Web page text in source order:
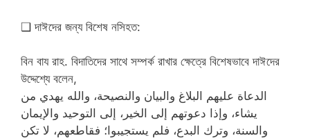
❑ দাঈদের জন্য বিশেষ নসিহত:
বিন বায রাহ. বিদাতিদের সাথে সম্পর্ক রাখার ক্ষেত্রে বিশেষভাবে দাঈদের
উদ্দেশ্যে বলেন,
الدعاة عليهم البلاغ والبيان والنصيحة، والله يهدي من
يشاء، وإذا دعوتهم إلى الخير، إلى التوحيد والإيمان
والسنة، وترك البدع، فلم يستجيبوا؛ فقاطعهم، لا تكن